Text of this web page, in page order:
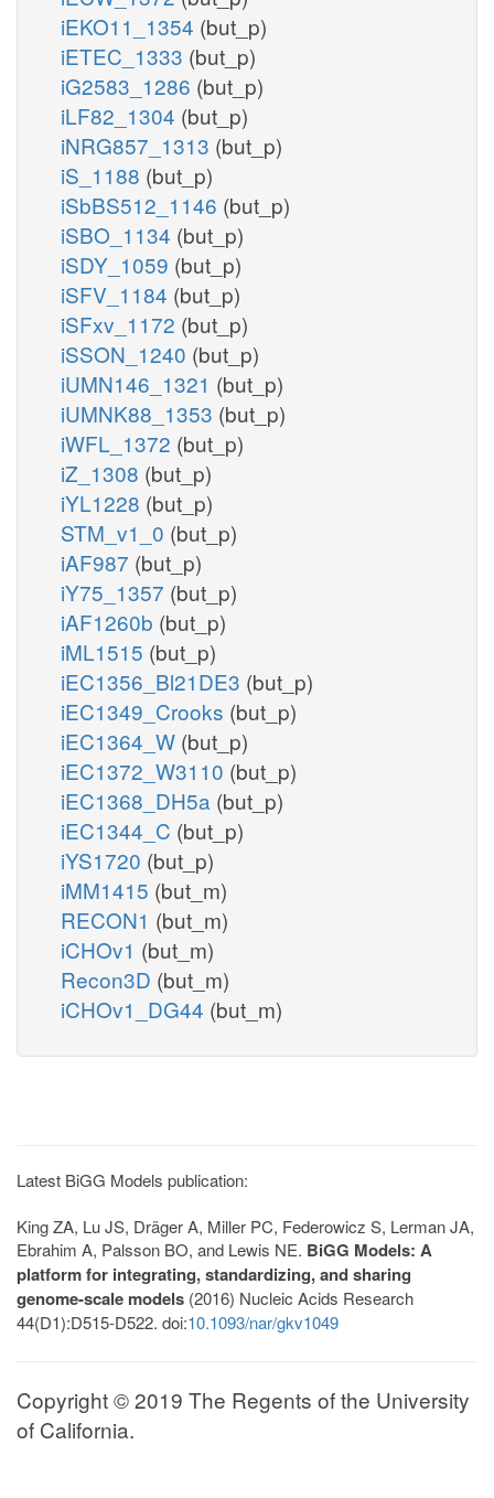
iEKO11_1354 (but_p)
iETEC_1333 (but_p)
iG2583_1286 (but_p)
iLF82_1304 (but_p)
iNRG857_1313 (but_p)
iS_1188 (but_p)
iSbBS512_1146 (but_p)
iSBO_1134 (but_p)
iSDY_1059 (but_p)
iSFV_1184 (but_p)
iSFxv_1172 (but_p)
iSSON_1240 (but_p)
iUMN146_1321 (but_p)
iUMNK88_1353 (but_p)
iWFL_1372 (but_p)
iZ_1308 (but_p)
iYL1228 (but_p)
STM_v1_0 (but_p)
iAF987 (but_p)
iY75_1357 (but_p)
iAF1260b (but_p)
iML1515 (but_p)
iEC1356_Bl21DE3 (but_p)
iEC1349_Crooks (but_p)
iEC1364_W (but_p)
iEC1372_W3110 (but_p)
iEC1368_DH5a (but_p)
iEC1344_C (but_p)
iYS1720 (but_p)
iMM1415 (but_m)
RECON1 (but_m)
iCHOv1 (but_m)
Recon3D (but_m)
iCHOv1_DG44 (but_m)
Latest BiGG Models publication:
King ZA, Lu JS, Dräger A, Miller PC, Federowicz S, Lerman JA,
Ebrahim A, Palsson BO, and Lewis NE. BiGG Models: A
platform for integrating, standardizing, and sharing
genome-scale models (2016) Nucleic Acids Research
44(D1):D515-D522. doi:10.1093/nar/gkv1049
Copyright © 2019 The Regents of the University
of California.